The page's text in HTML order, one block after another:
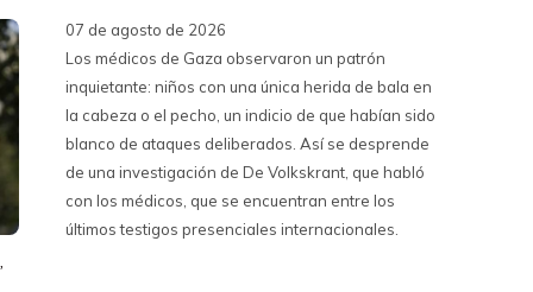
2017: 42
asesinados
Latina
07 de agosto de 2026
Los médicos de Gaza observaron un patrón
inquietante: niños con una única herida de bala en
la cabeza o el pecho, un indicio de que habían sido
blanco de ataques deliberados. Así se desprende
de una investigación de De Volkskrant, que habló
con los médicos, que se encuentran entre los
últimos testigos presenciales internacionales.